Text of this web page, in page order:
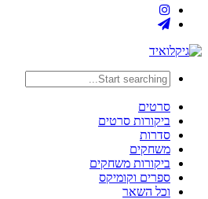
סרטים
ביקורות סרטים
סדרות
משחקים
ביקורות משחקים
ספרים וקומיקס
וכל השאר